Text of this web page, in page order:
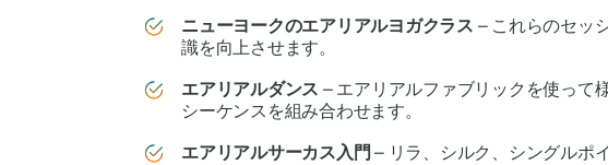
ニューヨークのエアリアルヨガクラス – これらのセッ
識を向上させます。
エアリアルダンス – エアリアルファブリックを使って
シーケンスを組み合わせます。
エアリアルサーカス入門 – リラ、シルク、シングルポ